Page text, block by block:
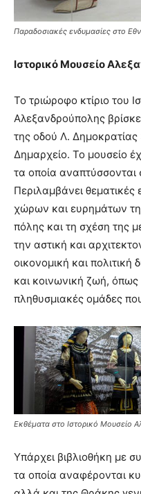
Παραδοσιακές ενδυμασίες στο
Ιστορικό Μουσείο
Το τριώροφο κτίριο του
Αλεξανδρούπολης
της οδού Λ.
Δημαρχείο. Το μουσείο
τα οποία αναπτύσσονται
Περιλαμβάνει
χώρων και ευρημάτων
πόλης και τη σχέση της
την αστική και
οικονομική και πολιτική
και κοινωνική ζωή, όπως
πληθυσμιακές ομάδες
Εκθέματα στο Ιστορικό Μουσείο
Υπάρχει βιβλιοθήκη με
τα οποία αναφέρονται